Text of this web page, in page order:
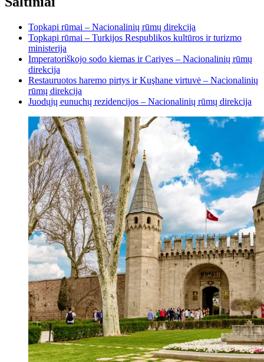
Topkapi rūmai – Nacionalinių rūmų direkcija
Topkapi rūmai – Turkijos Respublikos kultūros ir turizmo
ministerija
Imperatoriškojo sodo kiemas ir Cariyes – Nacionalinių rūmų
direkcija
Restauruotos haremo pirtys ir Kuşhane virtuvė – Nacionalinių
rūmų direkcija
Juodųjų eunuchų rezidencijos – Nacionalinių rūmų direkcija